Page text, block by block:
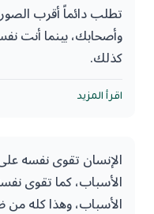
تطلب دائماً أقرب
وأصحابك، بينما أنت
كذلك.
والحل: أن تُحسن
توازن بين خير المرء
اقرأ المزيد
الإنسان تقوى نفسه
الأسباب، كما تقوى
الأسباب، وهذا كله